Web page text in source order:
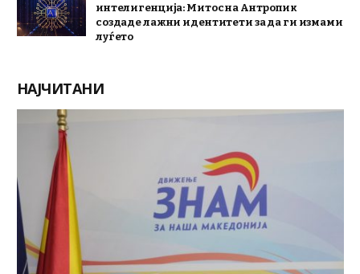
интелигенција: Митос на Антропик
создаде лажни идентитети за да ги измами
луѓето
НАЈЧИТАНИ